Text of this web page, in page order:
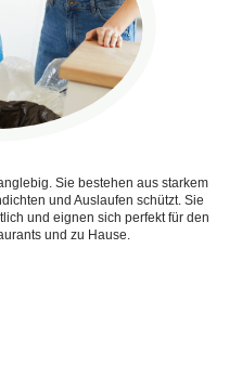
Sie bestehen aus starkem
und Auslaufen schützt. Sie
und eignen sich perfekt für den
und zu Hause.